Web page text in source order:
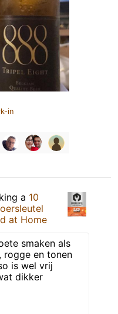
in
a 10
at Home
smaken als
rogge en tonen
is wel vrij
dikker